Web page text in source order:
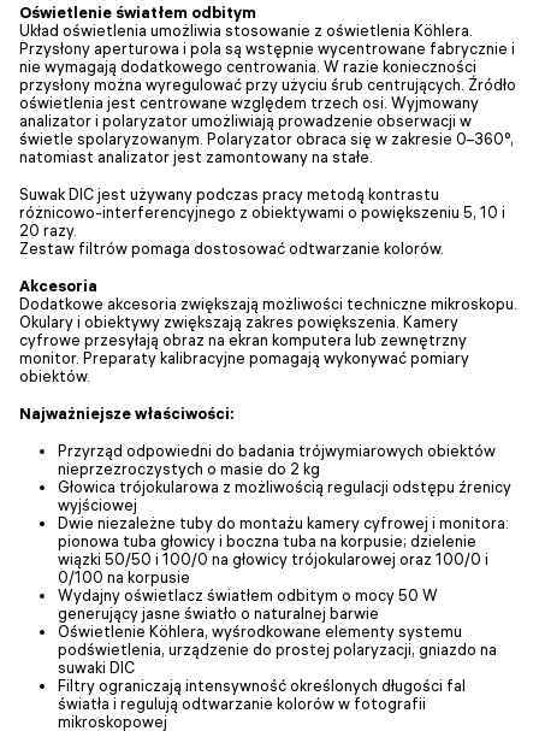
Oświetlenie światłem odbitym
Układ oświetlenia umożliwia stosowanie z oświetlenia Köhlera.
Przysłony aperturowa i pola są wstępnie wycentrowane fabrycznie i
nie wymagają dodatkowego centrowania. W razie konieczności
przysłony można wyregulować przy użyciu śrub centrujących. Źródło
oświetlenia jest centrowane względem trzech osi. Wyjmowany
analizator i polaryzator umożliwiają prowadzenie obserwacji w
świetle spolaryzowanym. Polaryzator obraca się w zakresie 0–360°,
natomiast analizator jest zamontowany na stałe.
Suwak DIC jest używany podczas pracy metodą kontrastu
różnicowo-interferencyjnego z obiektywami o powiększeniu 5, 10 i
20 razy.
Zestaw filtrów pomaga dostosować odtwarzanie kolorów.
Akcesoria
Dodatkowe akcesoria zwiększają możliwości techniczne mikroskopu.
Okulary i obiektywy zwiększają zakres powiększenia. Kamery
cyfrowe przesyłają obraz na ekran komputera lub zewnętrzny
monitor. Preparaty kalibracyjne pomagają wykonywać pomiary
obiektów.
Najważniejsze właściwości:
Przyrząd odpowiedni do badania trójwymiarowych obiektów
nieprzezroczystych o masie do 2 kg
Głowica trójokularowa z możliwością regulacji odstępu źrenicy
wyjściowej
Dwie niezależne tuby do montażu kamery cyfrowej i monitora:
pionowa tuba głowicy i boczna tuba na korpusie; dzielenie
wiązki 50/50 i 100/0 na głowicy trójokularowej oraz 100/0 i
0/100 na korpusie
Wydajny oświetlacz światłem odbitym o mocy 50 W
generujący jasne światło o naturalnej barwie
Oświetlenie Köhlera, wyśrodkowane elementy systemu
podświetlenia, urządzenie do prostej polaryzacji, gniazdo na
suwaki DIC
Filtry ograniczają intensywność określonych długości fal
światła i regulują odtwarzanie kolorów w fotografii
mikroskopowej